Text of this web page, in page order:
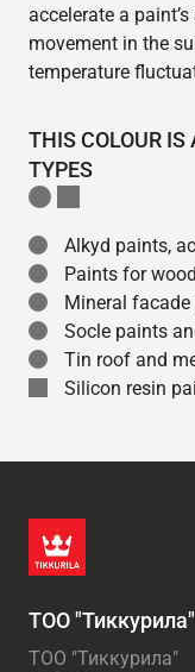
accelerate a
movement in the
temperature
THIS COLOUR
TYPES
Alkyd paints,
Paints for
Mineral
Socle paints
Tin roof and
Silicon resin
ТОО "Тиккурила"
ТОО "Тиккурила"